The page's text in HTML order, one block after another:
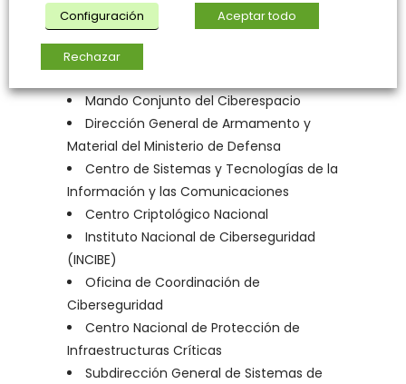
(cuya composición está en el gráfico
superior)
Departamento de Seguridad Nacional
Mando Conjunto del Ciberespacio
Dirección General de Armamento y
Material del Ministerio de Defensa
Centro de Sistemas y Tecnologías de la
Información y las Comunicaciones
Centro Criptológico Nacional
Instituto Nacional de Ciberseguridad
(INCIBE)
Oficina de Coordinación de
Ciberseguridad
Centro Nacional de Protección de
Infraestructuras Críticas
Subdirección General de Sistemas de
Configuración Aceptar todo
Rechazar